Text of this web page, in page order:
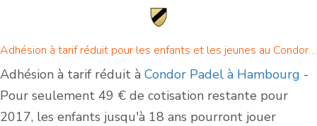
Adhésion à tarif réduit pour les enfants et les jeunes au Condor Padel à Hambourg
Adhésion à tarif réduit à Condor Padel à Hambourg -
Pour seulement 49 € de cotisation restante pour
2017, les enfants jusqu'à 18 ans pourront jouer